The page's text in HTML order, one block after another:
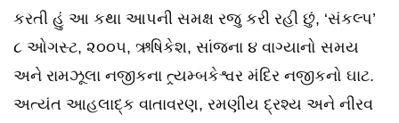
કરતી હું આ કથા આપની સમક્ષ રજુ કરી રહી છું, ‘સંકલ્પ’
૮ ઓગસ્ટ, ૨૦૦૫, ઋષિકેશ, સાંજના ૪ વાગ્યાનો સમય
અને રામઝૂલા નજીકના ત્ર્યમ્બકેશ્વર મંદિર નજીકનો ઘાટ.
અત્યંત આહલાદ્ક વાતાવરણ, રમણીય દ્રશ્ય અને નીરવ